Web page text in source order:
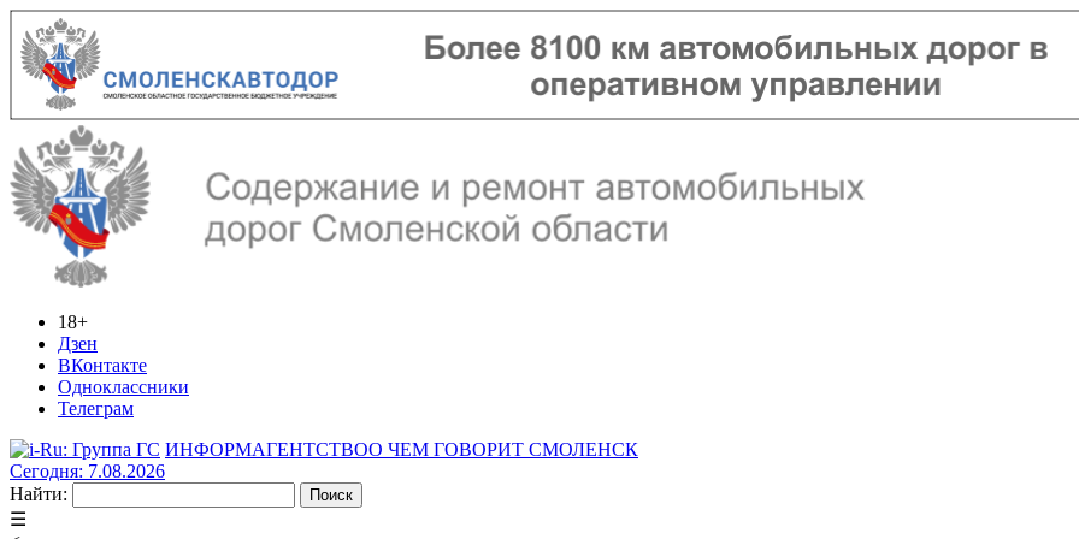
18+
Дзен
ВКонтакте
Одноклассники
Телеграм
ИНФОРМАГЕНТСТВОО ЧЕМ ГОВОРИТ СМОЛЕНСК
Сегодня: 7.08.2026
Найти:
☰